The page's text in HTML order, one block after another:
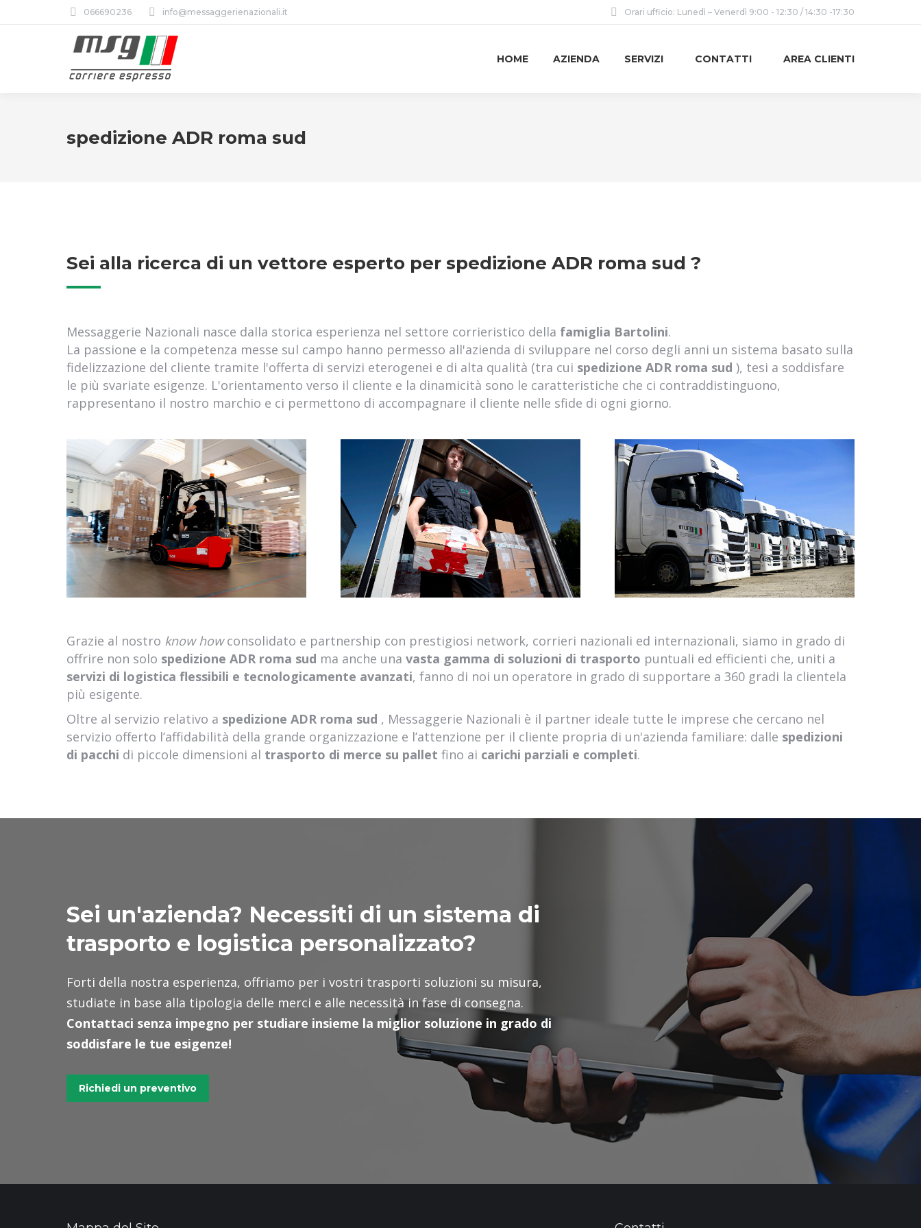
066690236 info@messaggerienazionali.it Orari ufficio: Lunedì – Venerdì 9:00 - 12:30 / 14:30 -17:30
HOME AZIENDA SERVIZI CONTATTI AREA CLIENTI
spedizione ADR roma sud
Sei alla ricerca di un vettore esperto per spedizione ADR roma sud ?
Messaggerie Nazionali nasce dalla storica esperienza nel settore corrieristico della famiglia Bartolini.
La passione e la competenza messe sul campo hanno permesso all'azienda di sviluppare nel corso degli anni un sistema basato sulla
fidelizzazione del cliente tramite l'offerta di servizi eterogenei e di alta qualità (tra cui spedizione ADR roma sud ), tesi a soddisfare
le più svariate esigenze. L'orientamento verso il cliente e la dinamicità sono le caratteristiche che ci contraddistinguono,
rappresentano il nostro marchio e ci permettono di accompagnare il cliente nelle sfide di ogni giorno.
Grazie al nostro know howconsolidato e partnership con prestigiosi network, corrieri nazionali ed internazionali, siamo in grado di
offrire non solo spedizione ADR roma sud ma anche una vasta gamma di soluzioni di trasporto puntuali ed efficienti che, uniti a
servizi di logistica flessibili e tecnologicamente avanzati, fanno di noi un operatore in grado di supportare a 360 gradi la clientela
più esigente.
Oltre al servizio relativo a spedizione ADR roma sud , Messaggerie Nazionali è il partner ideale tutte le imprese che cercano nel
servizio offerto l’affidabilità della grande organizzazione e l’attenzione per il cliente propria di un'azienda familiare: dalle spedizioni
di pacchi di piccole dimensioni al trasporto di merce su pallet fino ai carichi parziali e completi.
Sei un'azienda? Necessiti di un sistema di
trasporto e logistica personalizzato?
Forti della nostra esperienza, offriamo per i vostri trasporti soluzioni su misura,
studiate in base alla tipologia delle merci e alle necessità in fase di consegna.
Contattaci senza impegno per studiare insieme la miglior soluzione in grado di
soddisfare le tue esigenze!
Richiedi un preventivo